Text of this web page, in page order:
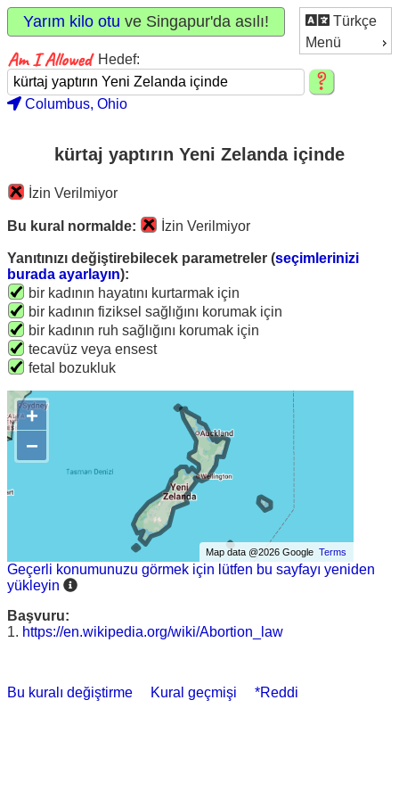
Türkçe
Menü
Yarım kilo otu ve Singapur'da asılı!
Hedef:
Columbus, Ohio
kürtaj yaptırın Yeni Zelanda içinde
İzin Verilmiyor
Bu kural normalde: İzin Verilmiyor
Yanıtınızı değiştirebilecek parametreler (seçimlerinizi
burada ayarlayın):
bir kadının hayatını kurtarmak için
bir kadının fiziksel sağlığını korumak için
bir kadının ruh sağlığını korumak için
tecavüz veya ensest
fetal bozukluk
+
−
Map data @2026 GoogleTerms
Geçerli konumunuzu görmek için lütfen bu sayfayı yeniden
yükleyin
Başvuru:
1. https://en.wikipedia.org/wiki/Abortion_law
Bu kuralı değiştirme Kural geçmişi *Reddi